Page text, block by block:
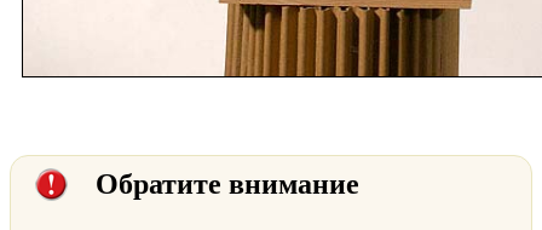
Обратите внимание